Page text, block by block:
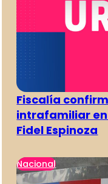
Fiscalía
intrafamiliar
Fidel Espinoza
Nacional